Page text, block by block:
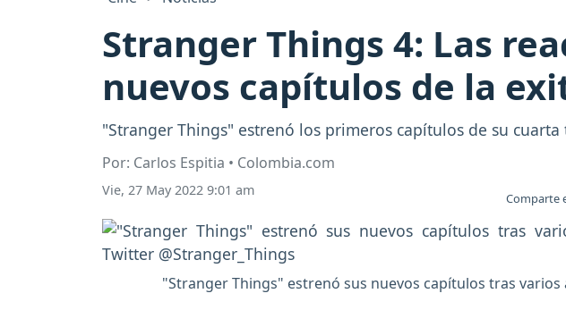
Stranger Things 4: Las
nuevos capítulos de la
"Stranger Things" estrenó los primeros capítulos de su
Por: Carlos Espitia • Colombia.com
Vie, 27 May 2022 9:01 am Comparte
"Stranger Things" estrenó sus nuevos capítulos tras